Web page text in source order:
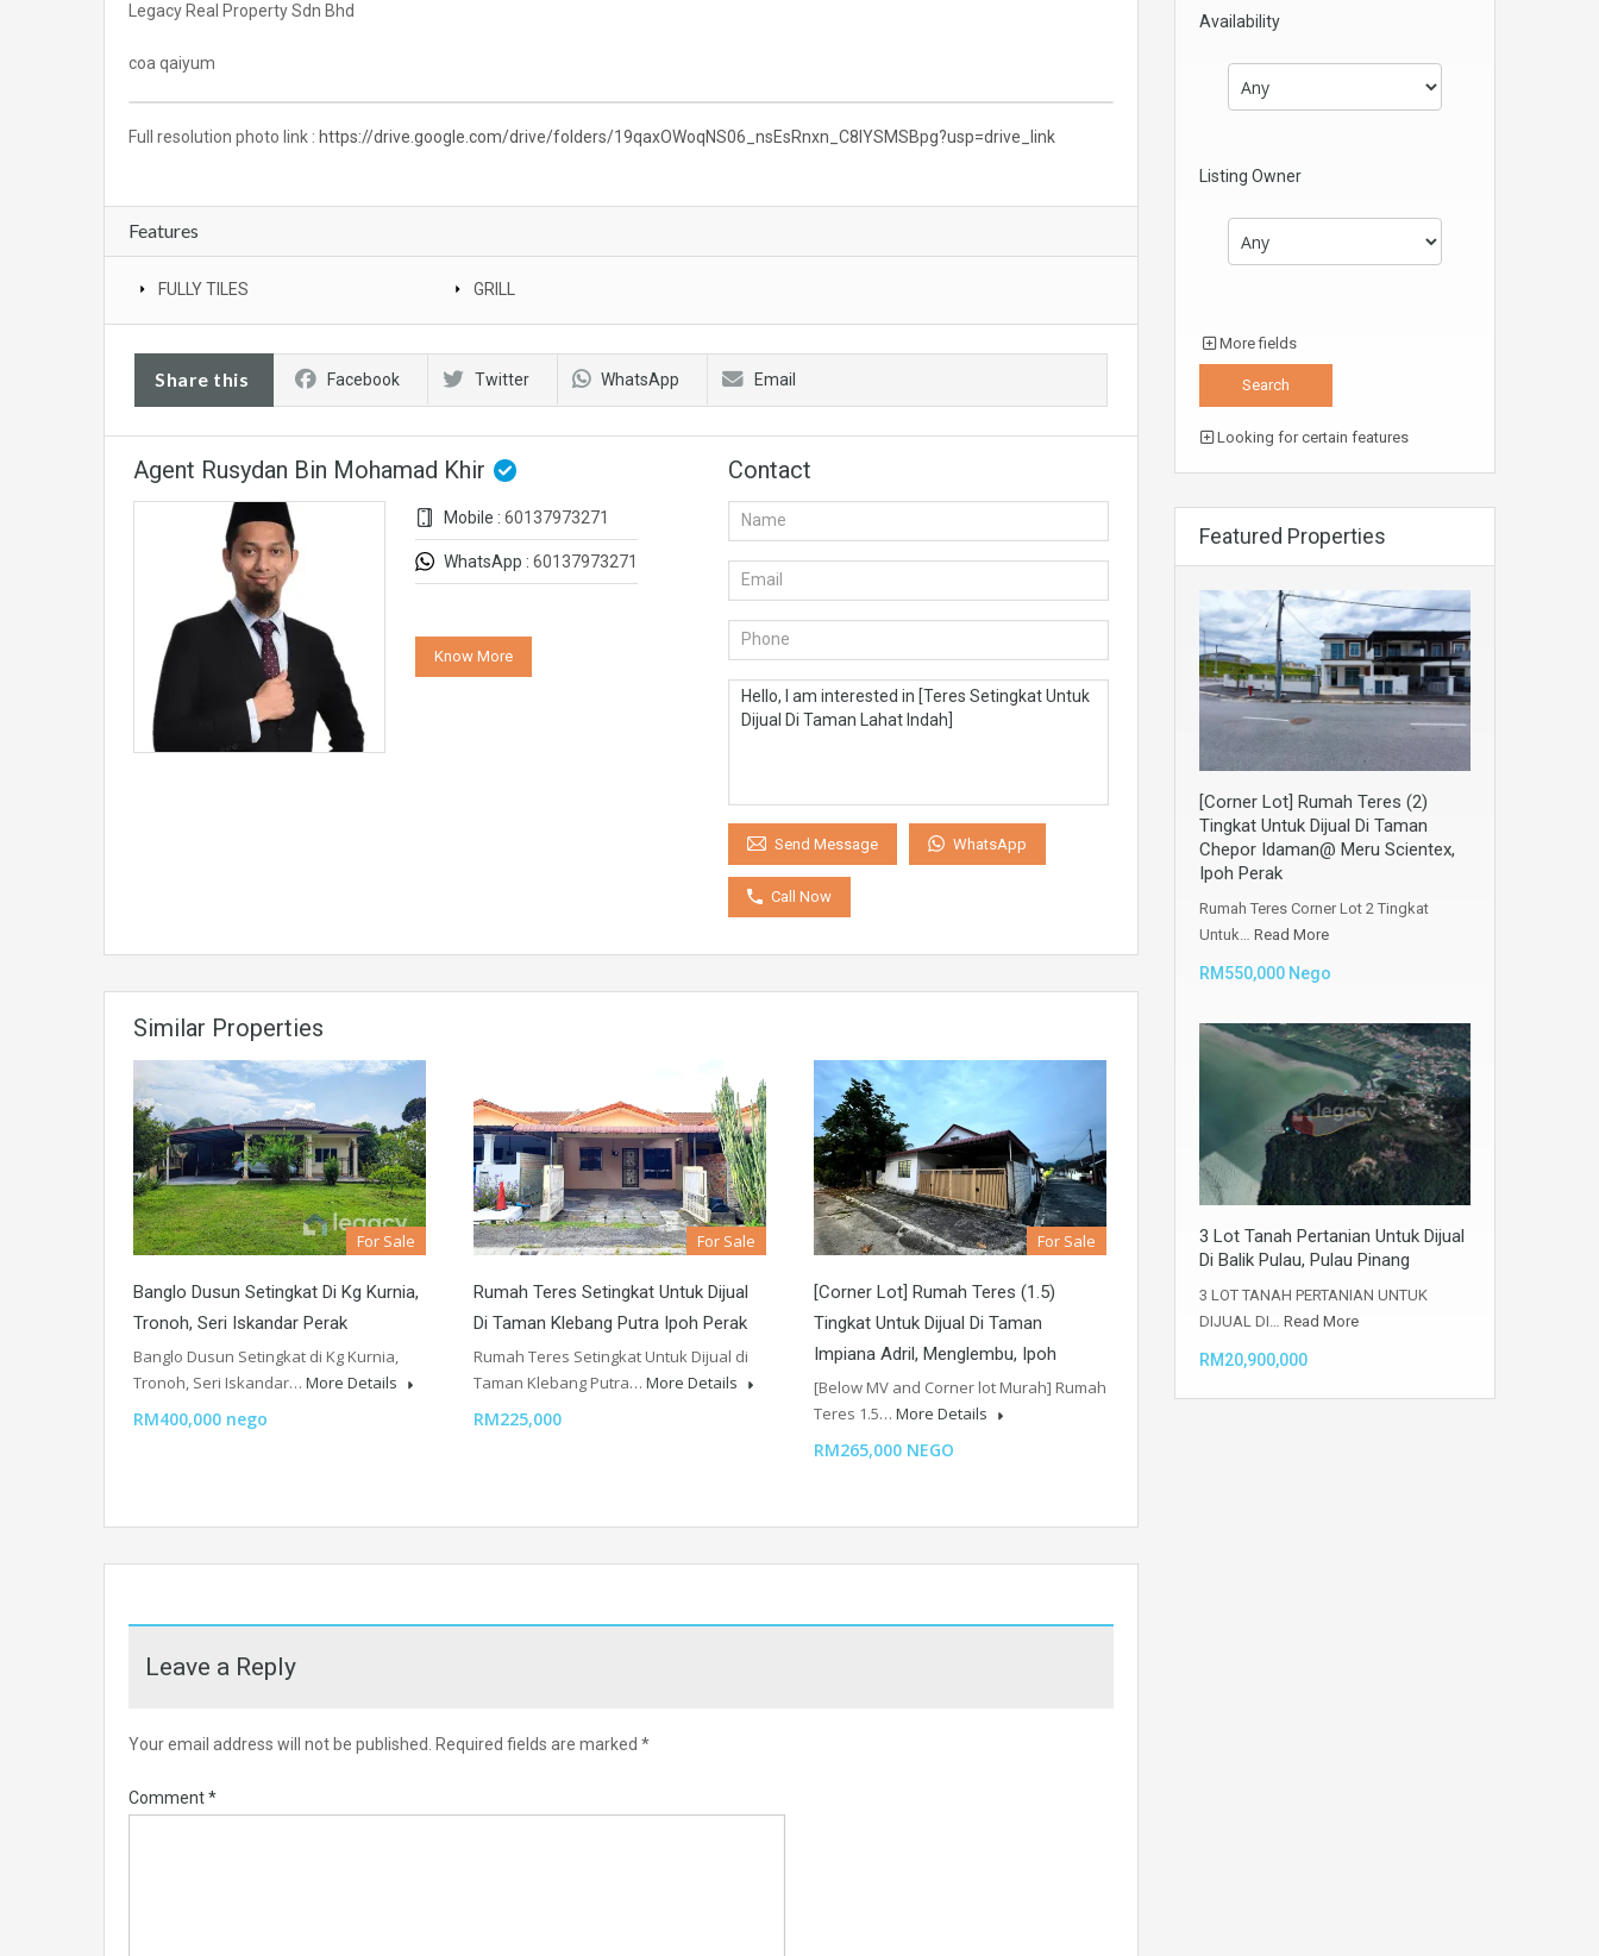
Legacy Real Property Sdn Bhd
coa qaiyum
Full resolution photo link : https://drive.google.com/drive/folders/19qaxOWoqNS06_nsEsRnxn_C8lYSMSBpg?usp=drive_link
Features
FULLY TILES GRILL
Share this Facebook Twitter WhatsApp Email
Agent Rusydan Bin Mohamad Khir
Mobile : 60137973271
WhatsApp : 60137973271
Know More
Contact
Send Message WhatsApp
Call Now
Similar Properties
For Sale
Banglo Dusun Setingkat Di Kg Kurnia,
Tronoh, Seri Iskandar Perak
Banglo Dusun Setingkat di Kg Kurnia,
Tronoh, Seri Iskandar… More Details
RM400,000 nego
For Sale
Rumah Teres Setingkat Untuk Dijual
Di Taman Klebang Putra Ipoh Perak
Rumah Teres Setingkat Untuk Dijual di
Taman Klebang Putra… More Details
RM225,000
For Sale
[Corner Lot] Rumah Teres (1.5)
Tingkat Untuk Dijual Di Taman
Impiana Adril, Menglembu, Ipoh
[Below MV and Corner lot Murah] Rumah
Teres 1.5… More Details
RM265,000 NEGO
Leave a Reply
Your email address will not be published. Required fields are marked *
Comment*
Availability
Listing Owner
More fields
Looking for certain features
Featured Properties
[Corner Lot] Rumah Teres (2)
Tingkat Untuk Dijual Di Taman
Chepor Idaman@ Meru Scientex,
Ipoh Perak
Rumah Teres Corner Lot 2 Tingkat
Untuk… Read More
RM550,000 Nego
3 Lot Tanah Pertanian Untuk Dijual
Di Balik Pulau, Pulau Pinang
3 LOT TANAH PERTANIAN UNTUK
DIJUAL DI… Read More
RM20,900,000